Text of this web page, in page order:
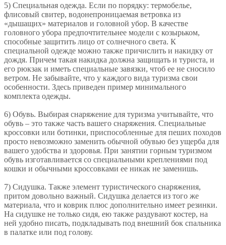
5) Специальная одежда. Если по порядку: термобелье,
флисовый свитер, водонепроницаемая ветровка из
«дышащих» материалов и головной убор. В качестве
головного убора предпочтительнее модели с козырьком,
способные защитить лицо от солнечного света. К
специальной одежде можно также причислить и накидку от
дождя. Причем такая накидка должна защищать и туриста, и
его рюкзак и иметь специальные завязки, чтоб ее не сносило
ветром. Не забывайте, что у каждого вида туризма свои
особенности. Здесь приведен пример минимального
комплекта одежды.
6) Обувь. Выбирая снаряжение для туризма учитывайте, что
обувь – это также часть вашего снаряжения. Специальные
кроссовки или ботинки, приспособленные для пеших походов
просто невозможно заменить обычной обувью без ущерба для
вашего удобства и здоровья. При занятии горным туризмом
обувь изготавливается со специальными креплениями под
кошки и обычными кроссовками ее никак не заменишь.
7) Сидушка. Также элемент туристического снаряжения,
притом довольно важный. Сидушка делается из того же
материала, что и коврик плюс дополнительно имеет резинки.
На сидушке не только сидя, ею также раздувают костер, на
ней удобно писать, подкладывать под внешний бок спальника
в палатке или под голову.